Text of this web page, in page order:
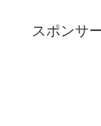
スポンサ